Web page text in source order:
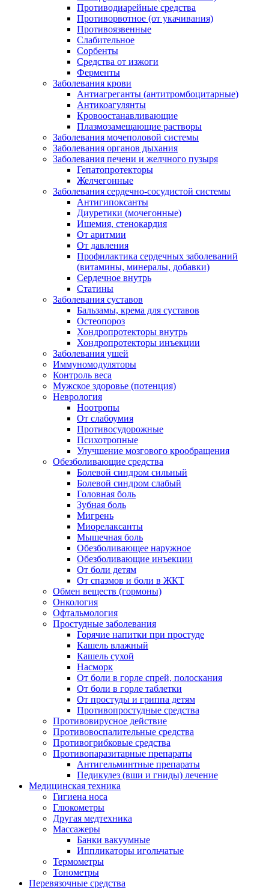
Противодиарейные средства
Противорвотное (от укачивания)
Противоязвенные
Слабительное
Сорбенты
Средства от изжоги
Ферменты
Заболевания крови
Антиагреганты (антитромбоцитарные)
Антикоагулянты
Кровоостанавливающие
Плазмозамещающие растворы
Заболевания мочеполовой системы
Заболевания органов дыхания
Заболевания печени и желчного пузыря
Гепатопротекторы
Желчегонные
Заболевания сердечно-сосудистой системы
Антигипоксанты
Диуретики (мочегонные)
Ишемия, стенокардия
От аритмии
От давления
Профилактика сердечных заболеваний
(витамины, минералы, добавки)
Сердечное внутрь
Статины
Заболевания суставов
Бальзамы, крема для суставов
Остеопороз
Хондропротекторы внутрь
Хондропротекторы инъекции
Заболевания ушей
Иммуномодуляторы
Контроль веса
Мужское здоровье (потенция)
Неврология
Ноотропы
От слабоумия
Противосудорожные
Психотропные
Улучшение мозгового крообращения
Обезболивающие средства
Болевой синдром сильный
Болевой синдром слабый
Головная боль
Зубная боль
Мигрень
Миорелаксанты
Мышечная боль
Обезболивающее наружное
Обезболивающие инъекции
От боли детям
От спазмов и боли в ЖКТ
Обмен веществ (гормоны)
Онкология
Офтальмология
Простудные заболевания
Горячие напитки при простуде
Кашель влажный
Кашель сухой
Насморк
От боли в горле спрей, полоскания
От боли в горле таблетки
От простуды и гриппа детям
Противопростудные средства
Противовирусное действие
Противовоспалительные средства
Противогрибковые средства
Противопаразитарные препараты
Антигельминтные препараты
Педикулез (вши и гниды) лечение
Медицинская техника
Гигиена носа
Глюкометры
Другая медтехника
Массажеры
Банки вакуумные
Иппликаторы игольчатые
Термометры
Тонометры
Перевязочные средства